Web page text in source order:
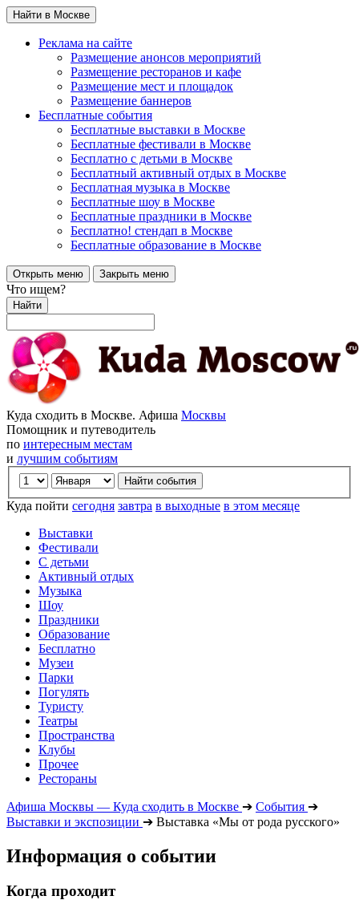
Найти в Москве
Реклама на сайте
Размещение анонсов мероприятий
Размещение ресторанов и кафе
Размещение мест и площадок
Размещение баннеров
Бесплатные события
Бесплатные выставки в Москве
Бесплатные фестивали в Москве
Бесплатно с детьми в Москве
Бесплатный активный отдых в Москве
Бесплатная музыка в Москве
Бесплатные шоу в Москве
Бесплатные праздники в Москве
Бесплатно! стендап в Москве
Бесплатные образование в Москве
Открыть меню Закрыть меню
Что ищем?
Найти
Куда сходить в Москве. Афиша Москвы
Помощник и путеводитель
по интересным местам
и лучшим событиям
Куда пойти сегодня завтра в выходные в этом месяце
Выставки
Фестивали
С детьми
Активный отдых
Музыка
Шоу
Праздники
Образование
Бесплатно
Музеи
Парки
Погулять
Туристу
Театры
Пространства
Клубы
Прочее
Рестораны
Афиша Москвы — Куда сходить в Москве ➔ События ➔
Выставки и экспозиции ➔ Выставка «Мы от рода русского»
Информация о событии
Когда проходит